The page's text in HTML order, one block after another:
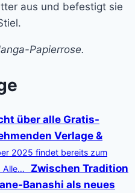
aus und befestigt sie
Papierrose.
über alle Gratis-
Verlage &
2025 findet bereits zum
Alle…
Zwischen Tradition
Banashi als neues